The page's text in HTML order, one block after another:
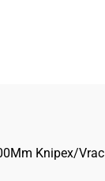
Knipex/Vrac